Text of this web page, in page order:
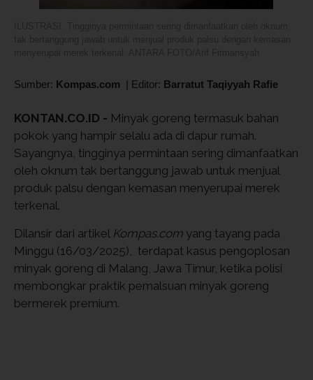
Sumber: Kompas.com | Editor: Barratut Taqiyyah Rafie
KONTAN.CO.ID - Minyak goreng termasuk bahan
pokok yang hampir selalu ada di dapur rumah.
Sayangnya, tingginya permintaan sering dimanfaatkan
oleh oknum tak bertanggung jawab untuk menjual
produk palsu dengan kemasan menyerupai merek
terkenal.
Dilansir dari artikel Kompas.com yang tayang pada
Minggu (16/03/2025), terdapat kasus pengoplosan
minyak goreng di Malang, Jawa Timur, ketika polisi
membongkar praktik pemalsuan minyak goreng
bermerek premium.